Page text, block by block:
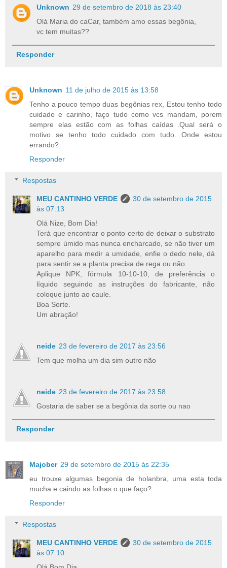
Unknown 29 de setembro de 2018 às 23:40
Olá Maria do caCar, também amo essas begônia,
vc tem muitas??
Responder
Unknown 11 de julho de 2015 às 13:58
Tenho a pouco tempo duas begônias rex, Estou tenho todo
cuidado e carinho, faço tudo como vcs mandam, porem
sempre elas estão com as folhas caídas .Qual será o
motivo se tenho todo cuidado com tudo. Onde estou
errando?
Responder
Respostas
MEU CANTINHO VERDE
30 de setembro de 2015
às 07:13
Olá Nize, Bom Dia!
Terá que encontrar o ponto certo de deixar o substrato
sempre úmido mas nunca encharcado, se não tiver um
aparelho para medir a umidade, enfie o dedo nele, dá
para sentir se a planta precisa de rega ou não.
Aplique NPK, fórmula 10-10-10, de preferência o
líquido seguindo as instruções do fabricante, não
coloque junto ao caule.
Boa Sorte.
Um abração!
neide 23 de fevereiro de 2017 às 23:56
Tem que molha um dia sim outro não
neide 23 de fevereiro de 2017 às 23:58
Gostaria de saber se a begônia da sorte ou nao
Responder
Majober 29 de setembro de 2015 às 22:35
eu trouxe algumas begonia de holanbra, uma esta toda
mucha e caindo as folhas o que faço?
Responder
Respostas
MEU CANTINHO VERDE
30 de setembro de 2015
às 07:10